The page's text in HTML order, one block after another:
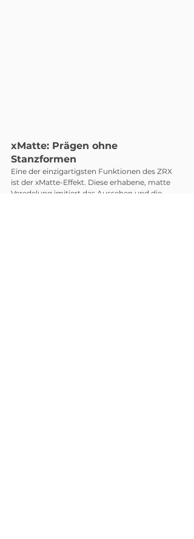
xMatte: Prägen ohne
Stanzformen
Eine der einzigartigsten Funktionen des ZRX
ist der xMatte-Effekt. Diese erhabene, matte
Veredelung imitiert das Aussehen und die